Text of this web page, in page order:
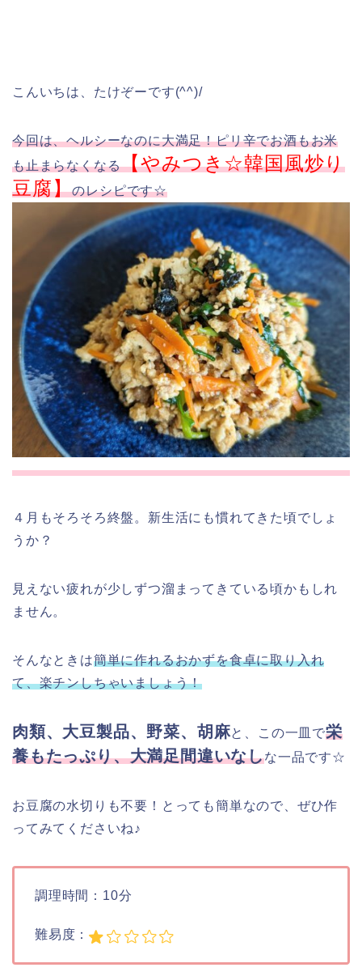
こんいちは、たけぞーです(^^)/
今回は、ヘルシーなのに大満足！ピリ辛でお酒もお米
も止まらなくなる【やみつき☆韓国風炒り
豆腐】のレシピです☆
４月もそろそろ終盤。新生活にも慣れてきた頃でしょ
うか？
見えない疲れが少しずつ溜まってきている頃かもしれ
ません。
そんなときは簡単に作れるおかずを食卓に取り入れ
て、楽チンしちゃいましょう！
肉類、大豆製品、野菜、胡麻と、この一皿で栄
養もたっぷり、大満足間違いなしな一品です☆
お豆腐の水切りも不要！とっても簡単なので、ぜひ作
ってみてくださいね♪
調理時間：10分
難易度：